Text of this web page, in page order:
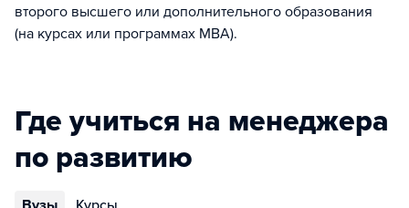
второго высшего или дополнительного образования
(на курсах или программах МВА).
Где учиться на менеджера
по развитию